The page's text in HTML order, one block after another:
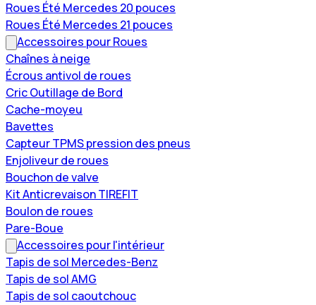
Roues Été Mercedes 20 pouces
Roues Été Mercedes 21 pouces
Accessoires pour Roues
Chaînes à neige
Écrous antivol de roues
Cric Outillage de Bord
Cache-moyeu
Bavettes
Capteur TPMS pression des pneus
Enjoliveur de roues
Bouchon de valve
Kit Anticrevaison TIREFIT
Boulon de roues
Pare-Boue
Accessoires pour l'intérieur
Tapis de sol Mercedes-Benz
Tapis de sol AMG
Tapis de sol caoutchouc